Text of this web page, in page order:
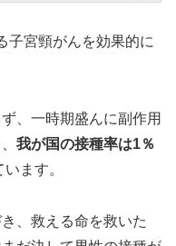
子宮頸がんを効果的に
、一時期盛んに副作用
我が国の接種率は1％
ます。
、救える命を救いた